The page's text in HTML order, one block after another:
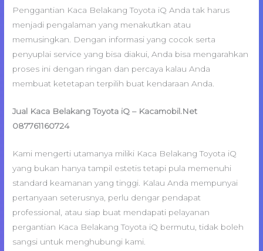
Penggantian Kaca Belakang Toyota iQ Anda tak harus
menjadi pengalaman yang menakutkan atau
memusingkan. Dengan informasi yang cocok serta
penyuplai service yang bisa diakui, Anda bisa mengarahkan
proses ini dengan ringan dan percaya kalau Anda
membuat ketetapan terpilih buat kendaraan Anda.
Jual Kaca Belakang Toyota iQ – Kacamobil.Net
087761160724
Kami mengerti utamanya miliki Kaca Belakang Toyota iQ
yang bukan hanya tampil estetis tetapi pula memenuhi
standard keamanan yang tinggi. Kalau Anda mempunyai
pertanyaan seterusnya, perlu dengar pendapat
professional, atau siap buat mendapati pelayanan
pergantian Kaca Belakang Toyota iQ bermutu, tidak boleh
sangsi untuk menghubungi kami.